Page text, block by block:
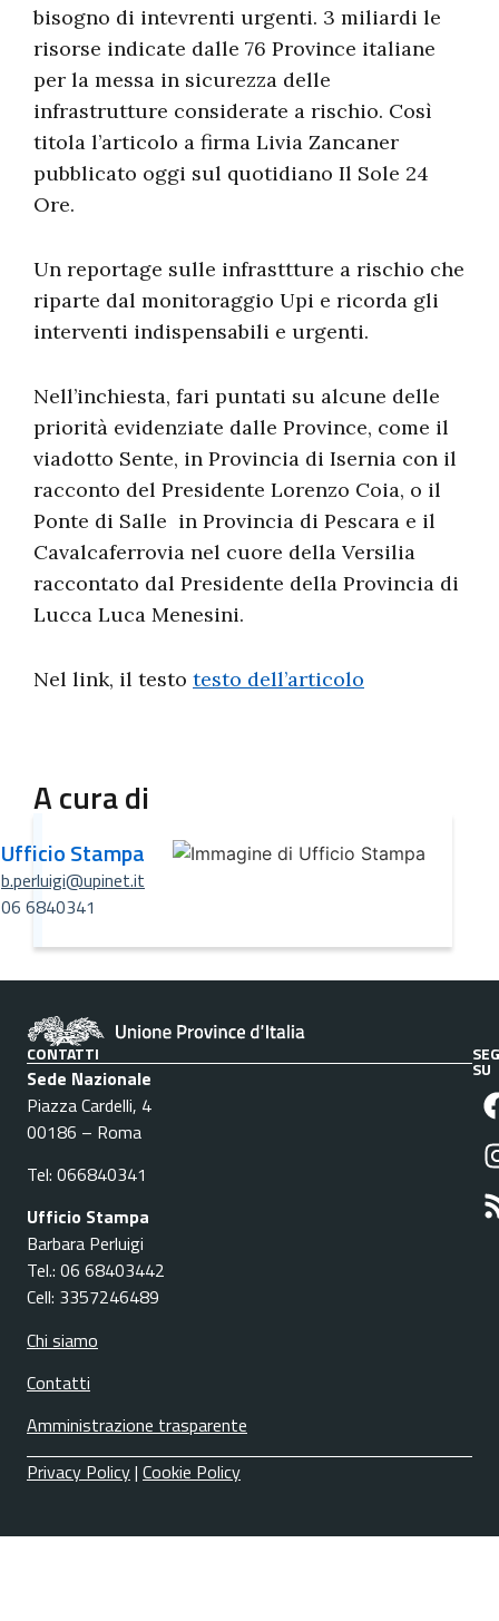
bisogno di intevrenti urgenti. 3 miliardi le
risorse indicate dalle 76 Province italiane
per la messa in sicurezza delle
infrastrutture considerate a rischio. Così
titola l’articolo a firma Livia Zancaner
pubblicato oggi sul quotidiano Il Sole 24
Ore.
Un reportage sulle infrasttture a rischio che
riparte dal monitoraggio Upi e ricorda gli
interventi indispensabili e urgenti.
Nell’inchiesta, fari puntati su alcune delle
priorità evidenziate dalle Province, come il
viadotto Sente, in Provincia di Isernia con il
racconto del Presidente Lorenzo Coia, o il
Ponte di Salle in Provincia di Pescara e il
Cavalcaferrovia nel cuore della Versilia
raccontato dal Presidente della Provincia di
Lucca Luca Menesini.
Nel link, il testo testo dell’articolo
A cura di
Ufficio Stampa
b.perluigi@upinet.it
06 6840341
CONTATTI
Sede Nazionale
Piazza Cardelli, 4
00186 – Roma
Tel: 066840341
Ufficio Stampa
Barbara Perluigi
Tel.: 06 68403442
Cell: 3357246489
Chi siamo
Contatti
Amministrazione trasparente
SU
Privacy Policy| Cookie Policy